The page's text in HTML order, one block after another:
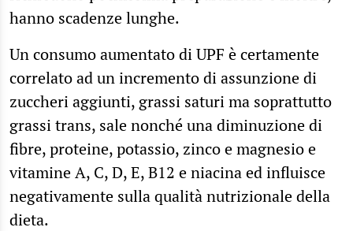
hanno scadenze lunghe.
Un consumo aumentato di UPF è certamente
correlato ad un incremento di assunzione di
zuccheri aggiunti, grassi saturi ma soprattutto
grassi trans, sale nonché una diminuzione di
fibre, proteine, potassio, zinco e magnesio e
vitamine A, C, D, E, B12 e niacina ed influisce
negativamente sulla qualità nutrizionale della
dieta.